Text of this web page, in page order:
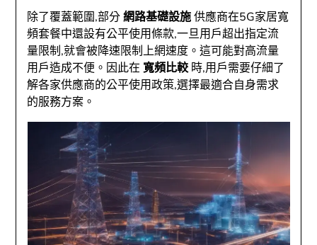
除了覆蓋範圍,部分網路基礎設施供應商在5G家居寬
頻套餐中還設有公平使用條款,一旦用戶超出指定流
量限制,就會被降速限制上網速度。這可能對高流量
用戶造成不便。因此在寬頻比較時,用戶需要仔細了
解各家供應商的公平使用政策,選擇最適合自身需求
的服務方案。